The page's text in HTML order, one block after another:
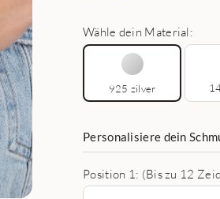
Wähle dein Material:
925 zilver
Personalisiere dein
Position 1: (Bis zu 12